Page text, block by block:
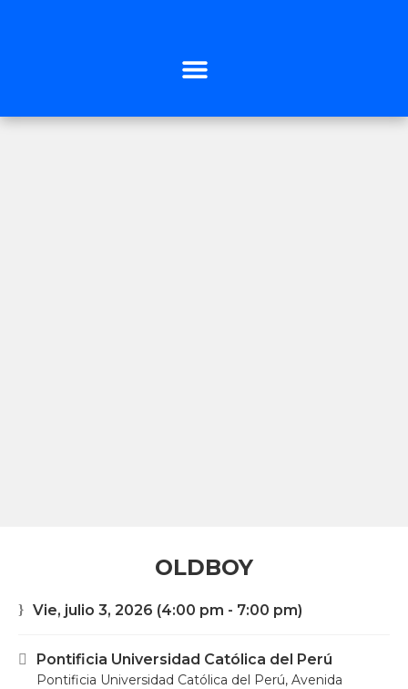
OLDBOY
Vie, julio 3, 2026 (4:00 pm - 7:00 pm)
Pontificia Universidad Católica del Perú
Pontificia Universidad Católica del Perú, Avenida